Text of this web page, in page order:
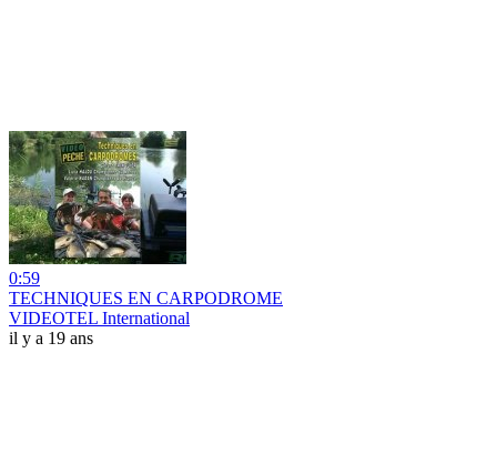
0:59
TECHNIQUES EN CARPODROME
VIDEOTEL International
il y a 19 ans